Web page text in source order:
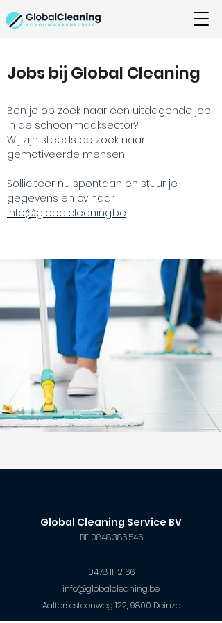
Jobs bij Global Cleaning
Ben je op zoek naar een uitdagende job
in de schoonmaaksector?
Wij zijn steeds op zoek naar
gemotiveerde mensen!
Solliciteer nu spontaan en stuur je
gegevens en cv naar
info@globalcleaning.be
Global Cleaning Service BV
BE 0848.386.546
0478 11 12 66
info@globalcleaning.be
Aaltersesteenweg 122, 9800 Deinze